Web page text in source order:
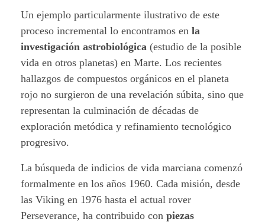
f
i
c
o
Un ejemplo particularmente ilustrativo de este
proceso incremental lo encontramos en la
investigación astrobiológica (estudio de la posible
vida en otros planetas) en Marte. Los recientes
hallazgos de compuestos orgánicos en el planeta
rojo no surgieron de una revelación súbita, sino que
representan la culminación de décadas de
exploración metódica y refinamiento tecnológico
progresivo.
La búsqueda de indicios de vida marciana comenzó
formalmente en los años 1960. Cada misión, desde
las Viking en 1976 hasta el actual rover
Perseverance, ha contribuido con piezas